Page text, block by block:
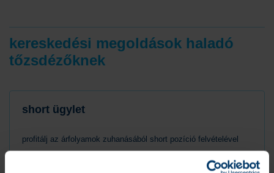
kereskedési megoldások haladó
tőzsdézőknek
short ügylet
profitálj az árfolyamok zuhanásából short pozíció felvételével